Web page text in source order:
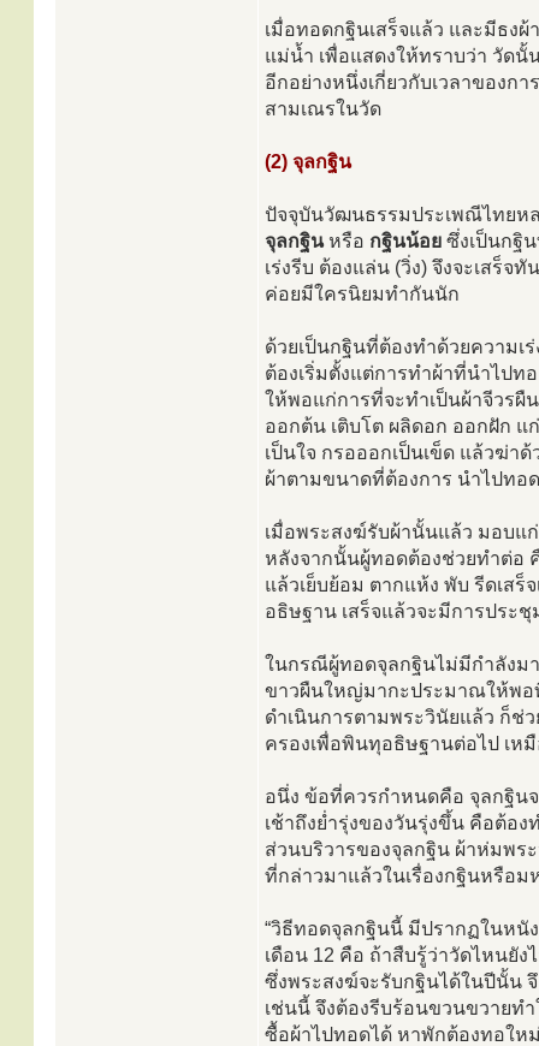
เมื่อทอดกฐินเสร็จแล้ว และมีธง
แม่น้ำ เพื่อแสดงให้ทราบว่า วัด
อีกอย่างหนึ่งเกี่ยวกับเวลาของก
สามเณรในวัด
(2) จุลกฐิน
ปัจจุบันวัฒนธรรมประเพณีไทยห
จุลกฐินหรือ กฐินน้อย ซึ่งเป็นกฐิ
เร่งรีบ ต้องแล่น (วิ่ง) จึงจะเสร็
ค่อยมีใครนิยมทำกันนัก
ด้วยเป็นกฐินที่ต้องทำด้วยความเ
ต้องเริ่มตั้งแต่การทำผ้าที่นำไป
ให้พอแก่การที่จะทำเป็นผ้าจีวร
ออกต้น เติบโต ผลิดอก ออกฝัก แ
เป็นใจ กรอออกเป็นเข็ด แล้วฆ่า
ผ้าตามขนาดที่ต้องการ นำไปทอ
เมื่อพระสงฆ์รับผ้านั้นแล้ว มอบแ
หลังจากนั้นผู้ทอดต้องช่วยทำต่อ
แล้วเย็บย้อม ตากแห้ง พับ รีดเส
อธิษฐาน เสร็จแล้วจะมีการประ
ในกรณีผู้ทอดจุลกฐินไม่มีกำลังมา
ขาวผืนใหญ่มากะประมาณให้พอ
ดำเนินการตามพระวินัยแล้ว ก็ช่
ครองเพื่อพินทุอธิษฐานต่อไป เห
อนึ่ง ข้อที่ควรกำหนดคือ จุลกฐินจ
เช้าถึงย่ำรุ่งของวันรุ่งขึ้น คือต้อ
ส่วนบริวารของจุลกฐิน ผ้าห่มพร
ที่กล่าวมาแล้วในเรื่องกฐินหรือ
“วิธีทอดจุลกฐินนี้ มีปรากฏในหนั
เดือน 12 คือ ถ้าสืบรู้ว่าวัดไหนยั
ซึ่งพระสงฆ์จะรับกฐินได้ในปีนั้น
เช่นนี้ จึงต้องรีบร้อนขวนขวายท
ซื้อผ้าไปทอดได้ หาพักต้องทอให